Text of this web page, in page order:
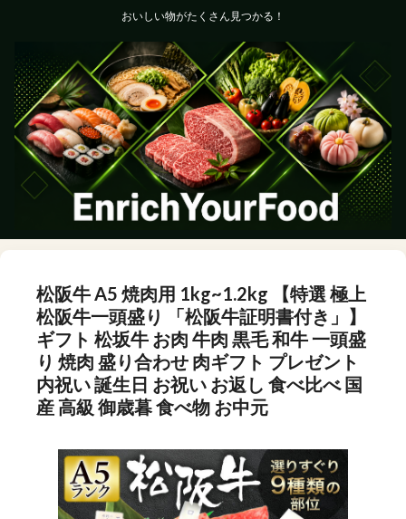
おいしい物がたくさん見つかる！
松阪牛 A5 焼肉用 1kg~1.2kg 【特選 極上
松阪牛一頭盛り 「松阪牛証明書付き」】
ギフト 松坂牛 お肉 牛肉 黒毛 和牛 一頭盛
り 焼肉 盛り合わせ 肉ギフト プレゼント
内祝い 誕生日 お祝い お返し 食べ比べ 国
産 高級 御歳暮 食べ物 お中元